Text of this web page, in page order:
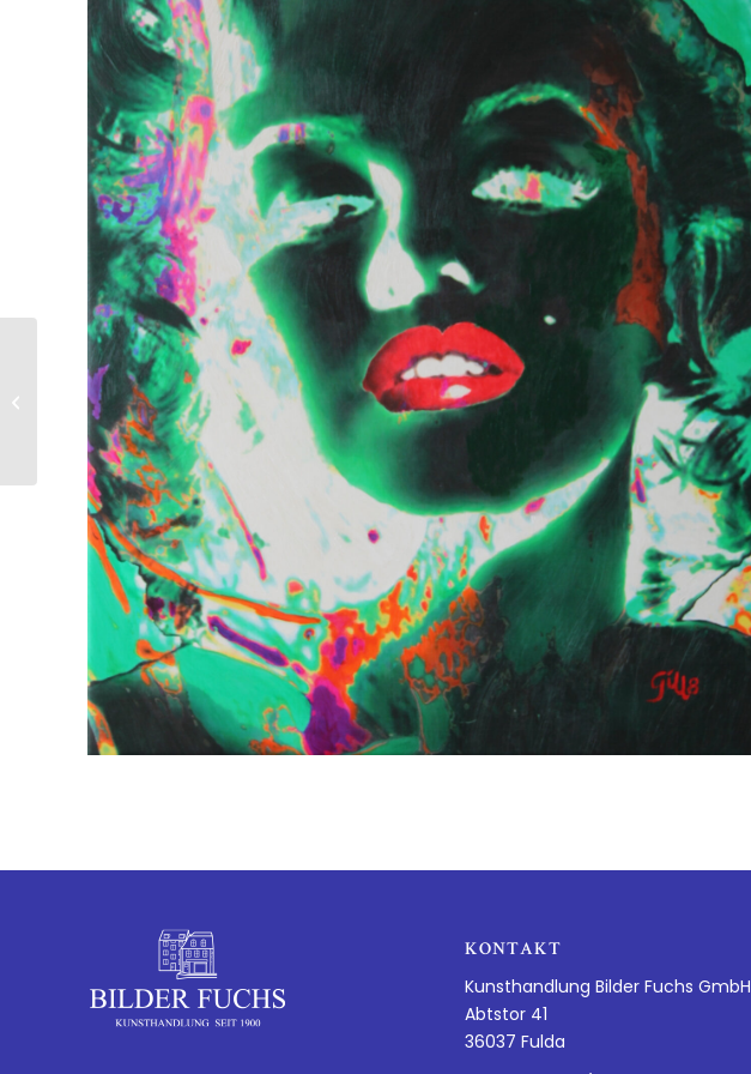
KONTAKT
Kunsthandlung Bilder Fuchs GmbH
Abtstor 41
36037 Fulda
Geschenkgutschein 1.000 Euro